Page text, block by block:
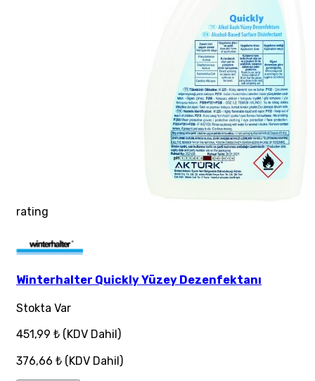
rating
Winterhalter Quickly Yüzey Dezenfektanı
Stokta Var
451,99 ₺ (KDV Dahil)
376,66 ₺ (KDV Dahil)